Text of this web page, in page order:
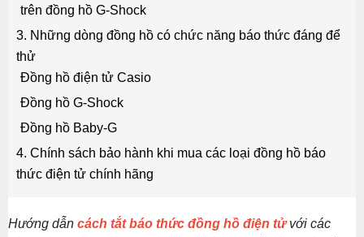
trên đồng hồ G-Shock
3. Những dòng đồng hồ có chức năng báo thức đáng để
thử
Đồng hồ điện tử Casio
Đồng hồ G-Shock
Đồng hồ Baby-G
4. Chính sách bảo hành khi mua các loại đồng hồ báo
thức điện tử chính hãng
Hướng dẫn cách tắt báo thức đồng hồ điện tửvới các